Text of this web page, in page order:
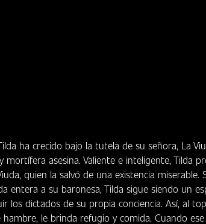
ha crecido bajo la tutela de su señora, La
asesina. Valiente e inteligente, Tilda
quien la salvó de una existencia miserable.
entera a su baronesa, Tilda sigue siendo un
los dictados de su propia conciencia. Así, al
le brinda refugio y comida. Cuando ese